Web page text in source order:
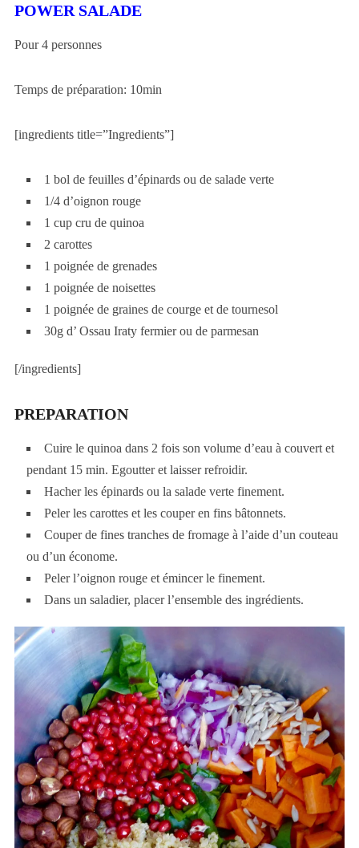
POWER SALADE
Pour 4 personnes
Temps de préparation: 10min
[ingredients title=”Ingredients”]
1 bol de feuilles d’épinards ou de salade verte
1/4 d’oignon rouge
1 cup cru de quinoa
2 carottes
1 poignée de grenades
1 poignée de noisettes
1 poignée de graines de courge et de tournesol
30g d’ Ossau Iraty fermier ou de parmesan
[/ingredients]
PREPARATION
Cuire le quinoa dans 2 fois son volume d’eau à couvert et
pendant 15 min. Egoutter et laisser refroidir.
Hacher les épinards ou la salade verte finement.
Peler les carottes et les couper en fins bâtonnets.
Couper de fines tranches de fromage à l’aide d’un couteau
ou d’un économe.
Peler l’oignon rouge et émincer le finement.
Dans un saladier, placer l’ensemble des ingrédients.